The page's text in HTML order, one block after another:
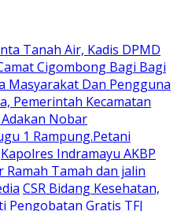
Tanah Air, Kadis DPMD
Cigombong Bagi Bagi
Masyarakat Dan Pengguna
Pemerintah Kecamatan
Nobar
1 Rampung.Petani
Kapolres Indramayu AKBP
Tamah dan jalin
CSR Bidang Kesehatan,
Pengobatan Gratis TFJ